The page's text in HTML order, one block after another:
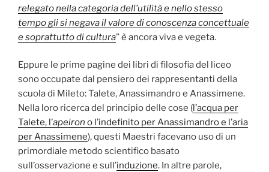
relegato nella categoria dell’utilità e nello stesso
tempo gli si negava il valore di conoscenza concettuale
e soprattutto di cultura” è ancora viva e vegeta.
Eppure le prime pagine dei libri di filosofia del liceo
sono occupate dal pensiero dei rappresentanti della
scuola di Mileto: Talete, Anassimandro e Anassimene.
Nella loro ricerca del principio delle cose (l’acqua per
Talete, l’apeiron o l’indefinito per Anassimandro e l’aria
per Anassimene), questi Maestri facevano uso di un
primordiale metodo scientifico basato
sull’osservazione e sull’induzione. In altre parole,